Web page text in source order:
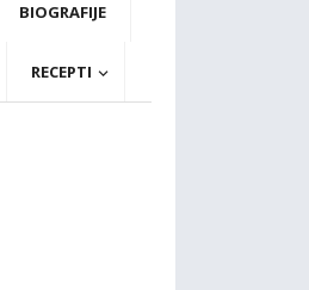
BIOGRAFIJE
RECEPTI